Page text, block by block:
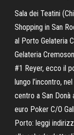
Sala dei Teatini
Shopping in San
al Porto Gelateria
Gelateria
#1 Reyer, ecco il
lungo l’incontro,
centro a San Donà
euro Poker C/O
Porto: leggi